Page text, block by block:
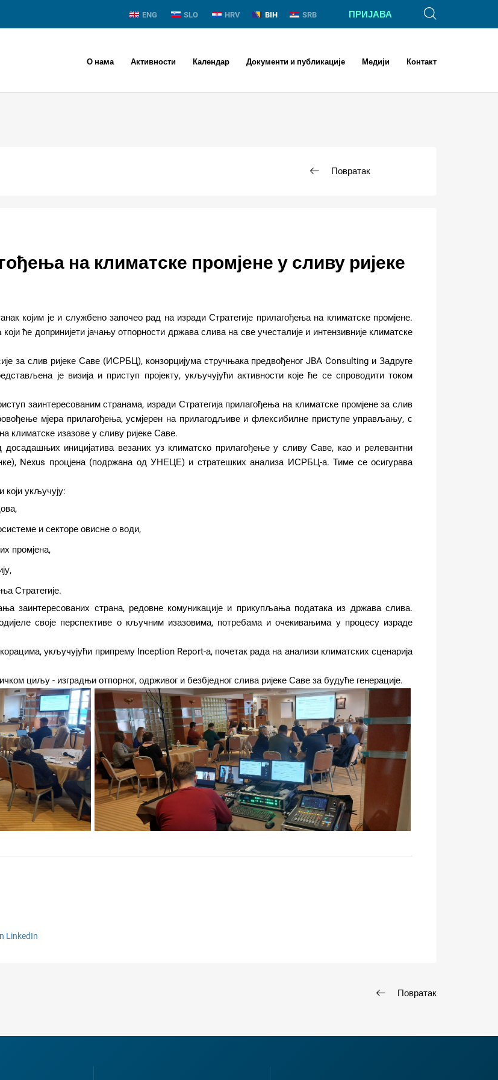
ENG SLO HRV BIH SRB ПРИЈАВА
О нама Активности Календар Документи и публикације Медији Контакт
Повратак
на климатске промјене у сливу ријеке
којим је и службено започео рад на изради Стратегије прилагођења на климатске промјене.
ће допринијети јачању отпорности држава слива на све учесталије и интензивније климатске
за слив ријеке Саве (ИСРБЦ), конзорцијума стручњака предвођеног JBA Consulting и Задруге
је визија и приступ пројекту, укључујући активности које ће се спроводити током
заинтересованим странама, изради Стратегија прилагођења на климатске промјене за слив
мјера прилагођења, усмјерен на прилагодљиве и флексибилне приступе управљању, с
климатске изазове у сливу ријеке Саве.
иницијатива везаних уз климатско прилагођење у сливу Саве, као и релевантни
Nexus процјена (подржана од УНЕЦЕ) и стратешких анализа ИСРБЦ-а. Тиме се осигурава
укључују:
и секторе овисне о води,
промјена,
Стратегије.
заинтересованих страна, редовне комуникације и прикупљања података из држава слива.
своје перспективе о кључним изазовима, потребама и очекивањима у процесу израде
укључујући припрему Inception Report-а, почетак рада на анализи климатских сценарија
циљу - изградњи отпорног, одрживог и безбједног слива ријеке Саве за будуће генерације.
LinkedIn
Повратак